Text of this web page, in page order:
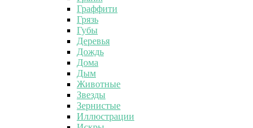
Граффити
Грязь
Губы
Деревья
Дождь
Дома
Дым
Животные
Звезды
Зернистые
Иллюстрации